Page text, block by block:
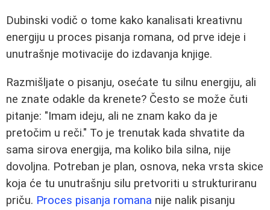
Dubinski vodič o tome kako kanalisati kreativnu
energiju u proces pisanja romana, od prve ideje i
unutrašnje motivacije do izdavanja knjige.
Razmišljate o pisanju, osećate tu silnu energiju, ali
ne znate odakle da krenete? Često se može čuti
pitanje: "Imam ideju, ali ne znam kako da je
pretočim u reči." To je trenutak kada shvatite da
sama sirova energija, ma koliko bila silna, nije
dovoljna. Potreban je plan, osnova, neka vrsta skice
koja će tu unutrašnju silu pretvoriti u strukturiranu
priču. Proces pisanja romana nije nalik pisanju